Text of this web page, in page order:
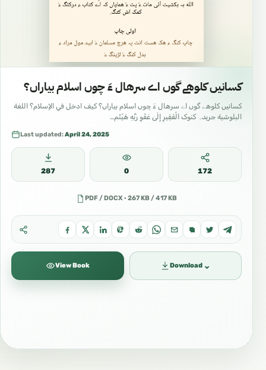
کسانیں کلوهے گوں اے سرهال ءَ چوں اسلام بیاراں؟
کسانیں کلوهے گوں اے سرهال ءَ چوں اسلام بیاراں؟ كيف ادخل في الإسلام؟ اللغة
البلوشية جریدہ کنوک الْفَقِيرِ إِلَى عَفْوِ رَبِّهِ هَيْثَم…
Last updated:April 24, 2025
287 0 172
PDF / DOCX · 267 KB / 417 KB
View Book Download ⌄